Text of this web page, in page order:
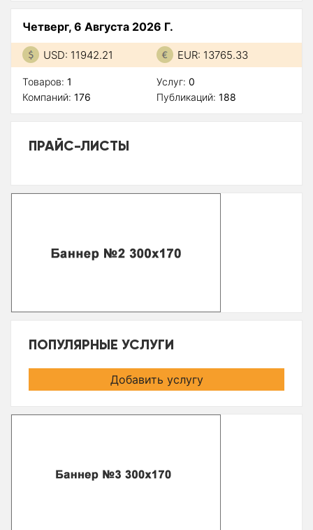
Четверг, 6 Августа 2026 Г.
USD: 11942.21 EUR: 13765.33
Товаров: 1
Компаний: 176
Услуг: 0
Публикаций: 188
ПРАЙС-ЛИСТЫ
ПОПУЛЯРНЫЕ УСЛУГИ
Добавить услугу